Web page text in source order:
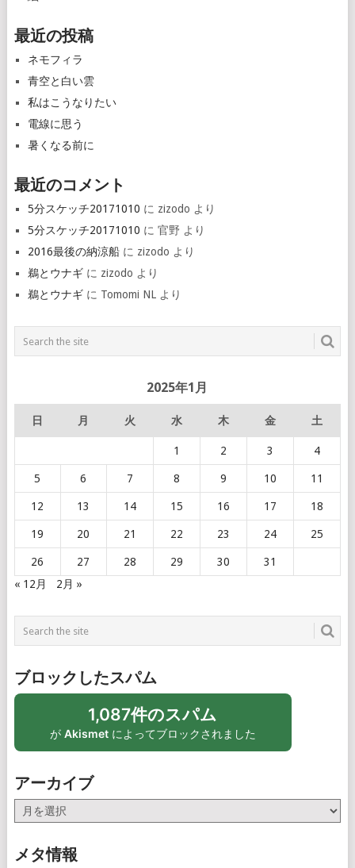
最近の投稿
ネモフィラ
青空と白い雲
私はこうなりたい
電線に思う
暑くなる前に
最近のコメント
5分スケッチ20171010 に zizodo より
5分スケッチ20171010 に 官野 より
2016最後の納涼船に zizodo より
鵜とウナギに zizodo より
鵜とウナギに Tomomi NLより
2025年1月
日 月 火 水 木 金 土
1 2 3 4
5 6 7 8 9 10 11
12 13 14 15 16 17 18
19 20 21 22 23 24 25
26 27 28 29 30
31
« 12月
2月 »
ブロックしたスパム
1,087件のスパム
が Akismetによってブロックされました
アーカイブ
ー
イ
メタ情報